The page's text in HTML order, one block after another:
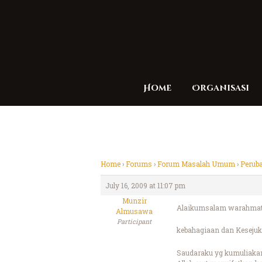
Home Organisasi
Home›Forums ›Forum Masalah Umum ›
July 16, 2009 at 11:07 pm
Munzir
Almusawa
Participant
Alaikumsalam
kebahagiaan dan
Saudaraku yg